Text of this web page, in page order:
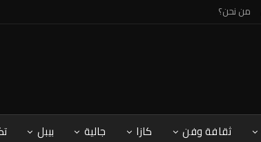
من نحن؟
ثقافة وفن كازا جالية بيبل